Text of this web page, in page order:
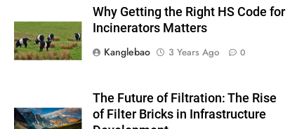
Why Getting the Right HS Code for
Incinerators Matters
Kanglebao
3 Years Ago 0
The Future of Filtration: The Rise
of Filter Bricks in Infrastructure